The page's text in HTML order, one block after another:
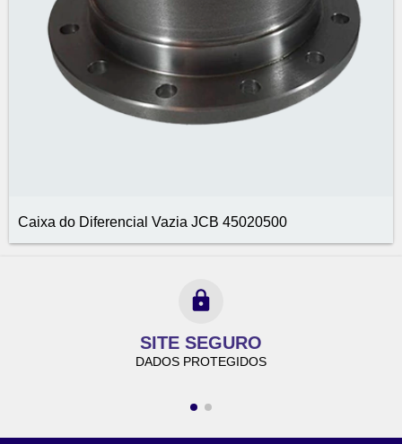
Caixa do Diferencial Vazia JCB 45020500
SITE SEGURO
DADOS PROTEGIDOS